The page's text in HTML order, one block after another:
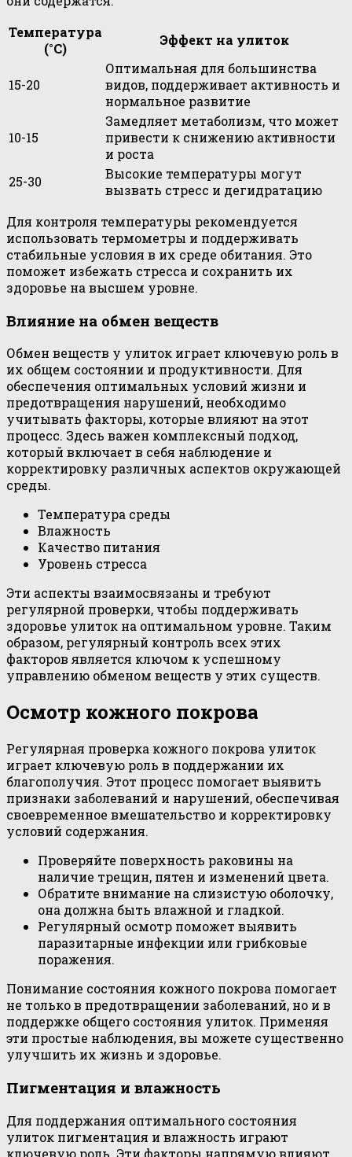
Температура
(°C)
Эффект на улиток
15-20
Оптимальная для большинства
видов, поддерживает активность и
нормальное развитие
10-15
Замедляет метаболизм, что может
привести к снижению активности
и роста
25-30
Высокие температуры могут
вызвать стресс и дегидратацию
Для контроля температуры рекомендуется
использовать термометры и поддерживать
стабильные условия в их среде обитания. Это
поможет избежать стресса и сохранить их
здоровье на высшем уровне.
Влияние на обмен веществ
Обмен веществ у улиток играет ключевую роль в
их общем состоянии и продуктивности. Для
обеспечения оптимальных условий жизни и
предотвращения нарушений, необходимо
учитывать факторы, которые влияют на этот
процесс. Здесь важен комплексный подход,
который включает в себя наблюдение и
корректировку различных аспектов окружающей
среды.
Температура среды
Влажность
Качество питания
Уровень стресса
Эти аспекты взаимосвязаны и требуют
регулярной проверки, чтобы поддерживать
здоровье улиток на оптимальном уровне. Таким
образом, регулярный контроль всех этих
факторов является ключом к успешному
управлению обменом веществ у этих существ.
Осмотр кожного покрова
Регулярная проверка кожного покрова улиток
играет ключевую роль в поддержании их
благополучия. Этот процесс помогает выявить
признаки заболеваний и нарушений, обеспечивая
своевременное вмешательство и корректировку
условий содержания.
Проверяйте поверхность раковины на
наличие трещин, пятен и изменений цвета.
Обратите внимание на слизистую оболочку,
она должна быть влажной и гладкой.
Регулярный осмотр поможет выявить
паразитарные инфекции или грибковые
поражения.
Понимание состояния кожного покрова помогает
не только в предотвращении заболеваний, но и в
поддержке общего состояния улиток. Применяя
эти простые наблюдения, вы можете существенно
улучшить их жизнь и здоровье.
Пигментация и влажность
Для поддержания оптимального состояния
улиток пигментация и влажность играют
ключевую роль. Эти факторы напрямую влияют